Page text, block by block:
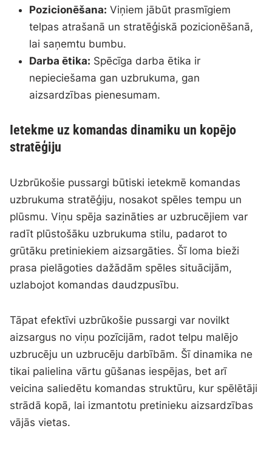
Pozicionēšana: Viņiem jābūt prasmīgiem
telpas atrašanā un stratēģiskā pozicionēšanā,
lai saņemtu bumbu.
Darba ētika: Spēcīga darba ētika ir
nepieciešama gan uzbrukuma, gan
aizsardzības pienesumam.
Ietekme uz komandas dinamiku un kopējo
stratēģiju
Uzbrūkošie pussargi būtiski ietekmē komandas
uzbrukuma stratēģiju, nosakot spēles tempu un
plūsmu. Viņu spēja sazināties ar uzbrucējiem var
radīt plūstošāku uzbrukuma stilu, padarot to
grūtāku pretiniekiem aizsargāties. Šī loma bieži
prasa pielāgoties dažādām spēles situācijām,
uzlabojot komandas daudzpusību.
Tāpat efektīvi uzbrūkošie pussargi var novilkt
aizsargus no viņu pozīcijām, radot telpu malējo
uzbrucēju un uzbrucēju darbībām. Šī dinamika ne
tikai palielina vārtu gūšanas iespējas, bet arī
veicina saliedētu komandas struktūru, kur spēlētāji
strādā kopā, lai izmantotu pretinieku aizsardzības
vājās vietas.